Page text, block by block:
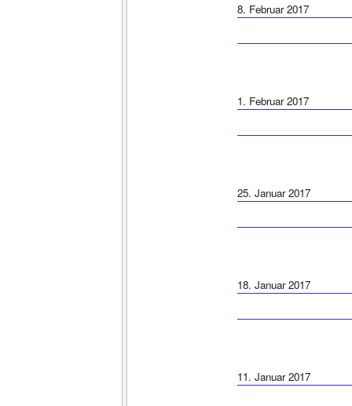
8. Februar 2017
1. Februar 2017
25. Januar 2017
18. Januar 2017
11. Januar 2017